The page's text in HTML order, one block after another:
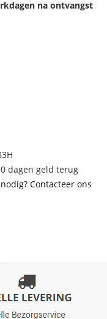
na ontvangst
dagen geld terug
Contacteer ons